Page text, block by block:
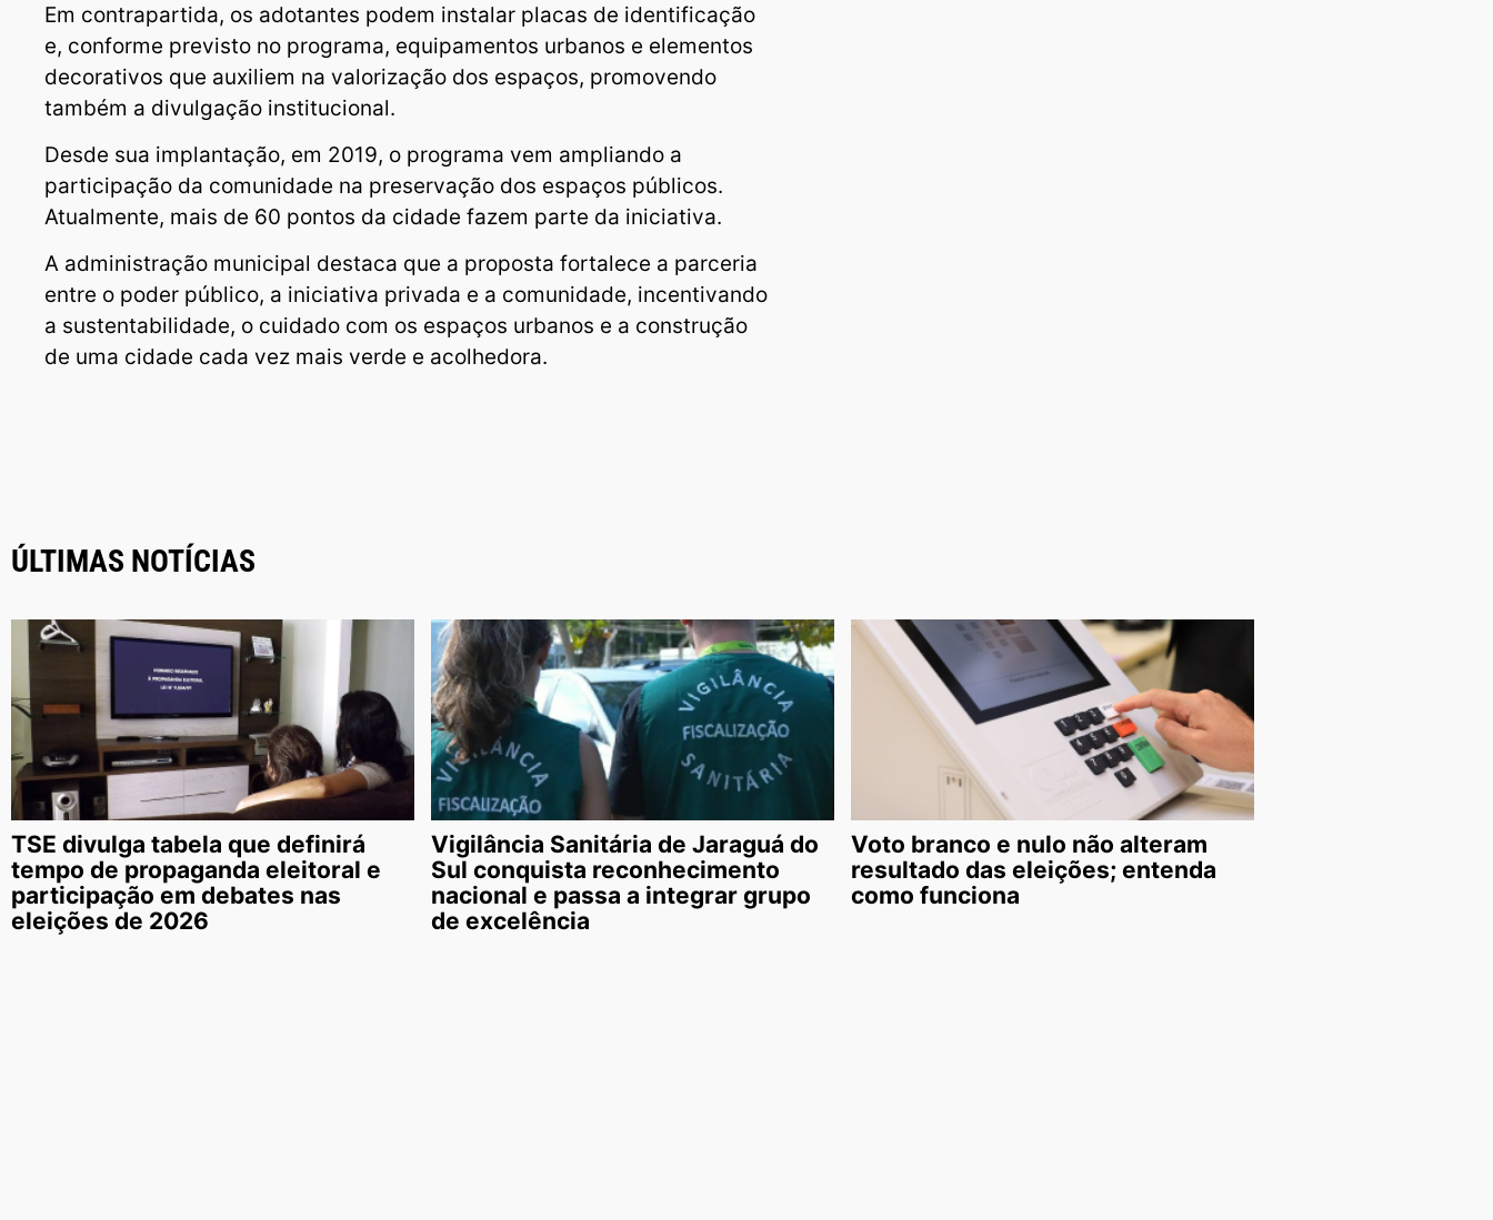
Em contrapartida, os adotantes podem instalar placas de identificação
e, conforme previsto no programa, equipamentos urbanos e elementos
decorativos que auxiliem na valorização dos espaços, promovendo
também a divulgação institucional.
Desde sua implantação, em 2019, o programa vem ampliando a
participação da comunidade na preservação dos espaços públicos.
Atualmente, mais de 60 pontos da cidade fazem parte da iniciativa.
A administração municipal destaca que a proposta fortalece a parceria
entre o poder público, a iniciativa privada e a comunidade, incentivando
a sustentabilidade, o cuidado com os espaços urbanos e a construção
de uma cidade cada vez mais verde e acolhedora.
ÚLTIMAS NOTÍCIAS
TSE divulga tabela que definirá
tempo de propaganda eleitoral e
participação em debates nas
eleições de 2026
Vigilância Sanitária de Jaraguá do
Sul conquista reconhecimento
nacional e passa a integrar grupo
de excelência
Voto branco e nulo não alteram
resultado das eleições; entenda
como funciona